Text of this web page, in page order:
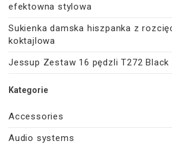
efektowna stylowa
Sukienka damska hiszpanka z
koktajlowa
Jessup Zestaw 16 pędzli T272 Black
Kategorie
Accessories
Audio systems